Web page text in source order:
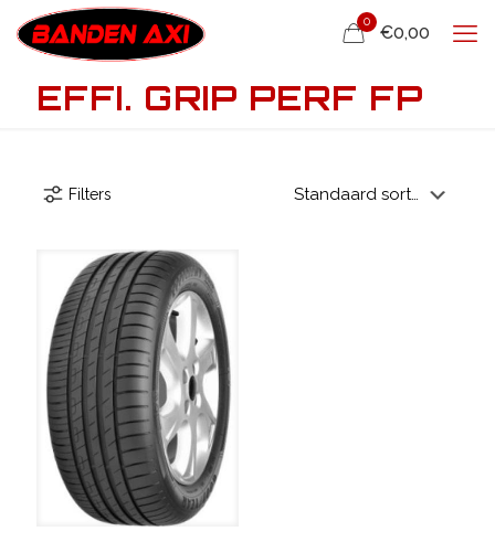
0
€0,00
EFFI. GRIP PERF FP
Filters